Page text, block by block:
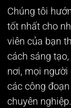
Chúng tôi
tốt nhất cho
viên của bạn
cách sáng
nơi, mọi người
các công
chuyên